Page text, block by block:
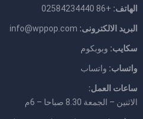
الهاتف: +86 02584234440
البريد الالكترونى: info@wppop.com
سكايب: وبوبكوم
واتساب: واتساب
ساعات العمل:
الاثنين – الجمعة 8.30 صباحا – 6م